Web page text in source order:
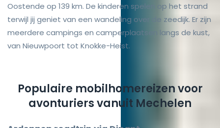
Oostende op 139 km. De kinderen spelen op het strand
terwijl jij geniet van een wandeling over de zeedijk. Er zijn
meerdere campings en camperplaatsen langs de kust,
van Nieuwpoort tot Knokke-Heist.
Populaire mobilhomereizen voor
avonturiers vanuit Mechelen